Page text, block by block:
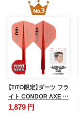
【TiTO限定】ダーツ フラ
イト CONDOR AXE …
1,879 円